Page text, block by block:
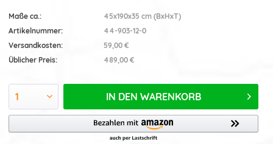
Maße ca.:
45x190x35 cm (BxHxT)
Artikelnummer:
44-903-12-0
Versandkosten:
59,00 €
Üblicher Preis:
489,00 €
IN DEN WARENKORB